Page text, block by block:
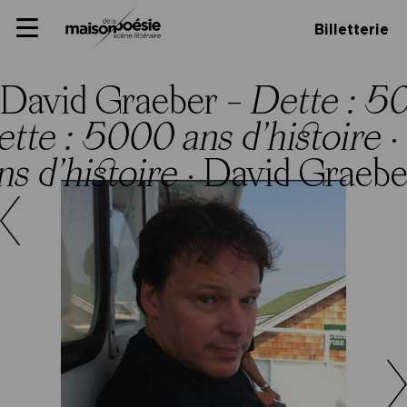
Panneau de gestion des cookies
to
littéraire
Primary
Billetterie
David Graeber – Dette :
: 5000 ans d’histoire ·
d’histoire·David